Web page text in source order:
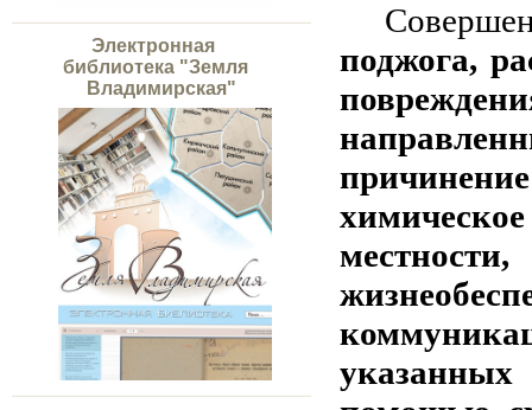
Электронная
библиотека "Земля
Владимирская"
поджога,